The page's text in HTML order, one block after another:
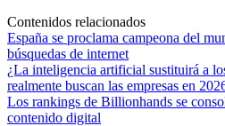
Contenidos relacionados
España se proclama campeona del
búsquedas de internet
¿La inteligencia artificial sustituirá a
realmente buscan las empresas en
Los rankings de Billionhands se
contenido digital